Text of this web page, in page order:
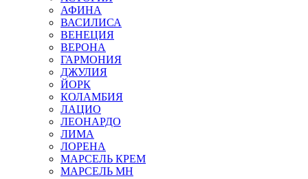
АФИНА
ВАСИЛИСА
ВЕНЕЦИЯ
ВЕРОНА
ГАРМОНИЯ
ДЖУЛИЯ
ЙОРК
КОЛАМБИЯ
ЛАЦИО
ЛЕОНАРДО
ЛИМА
ЛОРЕНА
МАРСЕЛЬ КРЕМ
МАРСЕЛЬ МН